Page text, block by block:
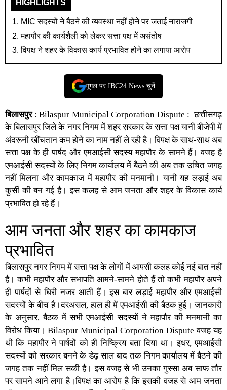
HIGHLIGHTS
MIC सदस्यों ने बैठने की व्यवस्था नहीं होने पर जताई नाराजगी
महापौर की कार्यशैली को लेकर सत्ता पक्ष में असंतोष
विपक्ष ने शहर के विकास कार्य प्रभावित होने का लगाया आरोप
गूगल पर IBC24 News चुनें
बिलासपुर : Bilaspur Municipal Corporation Dispute : छत्तीसगढ़
केबिलासपुरजिले के नगर निगम में शहर सरकार के सत्ता पक्ष यानी बीजेपी में
अंदरूनी खींचतान कम होने का नाम नहीं ले रही है। विपक्ष के साथ-साथ अब
सत्ता पक्ष के ही पार्षद और एमआईसी सदस्य महापौर के सामने हैं। वजह है
एमआईसी सदस्यों के लिए निगम कार्यालय में बैठने की अब तक उचित जगह
नहीं मिलना और कामकाज में महापौर की मनमानी। यानी यह लड़ाई अब
कुर्सी की बन गई है। इस कलह से आम जनता और शहर के विकास कार्य
प्रभावित हो रहे हैं।
आम जनता और शहर का कामकाज
प्रभावित
बिलासपुर नगर निगम में सत्ता पक्ष के लोगों में आपसी कलह कोई नई बात नहीं
है। कभी महापौर और सभापति आमने-सामने होते हैं तो कभी महापौर अपने
ही पार्षदों से घिरी नजर आती हैं। इस बार लड़ाई महापौर और एमआईसी
सदस्यों के बीच है।दरअसल, हाल ही में एमआईसी की बैठक हुई। जानकारी
के अनुसार, बैठक में सभी एमआईसी सदस्यों ने महापौर की मनमानी का
विरोध किया। Bilaspur Municipal Corporation Dispute वजह यह
थी कि महापौर ने पार्षदों को ही निष्क्रिय बता दिया था। इधर, एमआईसी
सदस्यों को सरकार बनने के डेढ़ साल बाद तक निगम कार्यालय में बैठने की
जगह तक नहीं मिल सकी है। इस वजह से भी उनका गुस्सा अब साफ तौर
पर सामने आने लगा है।विपक्ष का आरोप है कि इसकी वजह से आम जनता